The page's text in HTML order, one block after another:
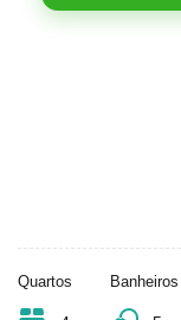
Quartos Banheiros